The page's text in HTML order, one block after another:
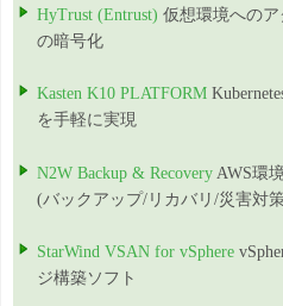
HyTrust (Entrust) 仮想環境への
の暗号化
Kasten K10 PLATFORM
を手軽に実現
N2W Backup & Recovery AWS環
(バックアップ/リカバリ/災害対
StarWind VSAN for vSphere
ジ構築ソフト